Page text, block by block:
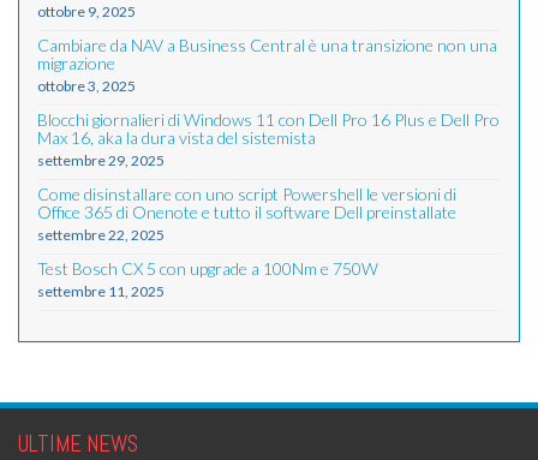
ottobre 9, 2025
Cambiare da NAV a Business Central è una transizione non una
migrazione
ottobre 3, 2025
Blocchi giornalieri di Windows 11 con Dell Pro 16 Plus e Dell Pro
Max 16, aka la dura vista del sistemista
settembre 29, 2025
Come disinstallare con uno script Powershell le versioni di
Office 365 di Onenote e tutto il software Dell preinstallate
settembre 22, 2025
Test Bosch CX 5 con upgrade a 100Nm e 750W
settembre 11, 2025
ULTIME NEWS